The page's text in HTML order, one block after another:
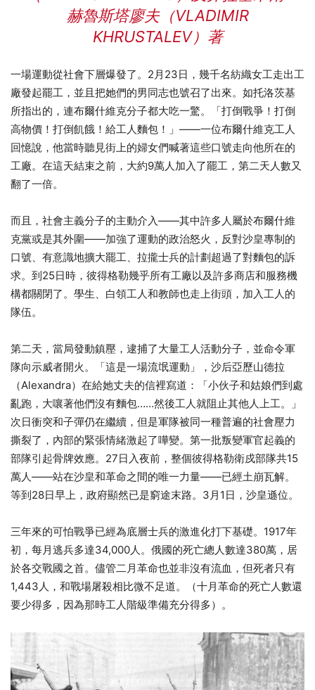
赫魯斯塔廖夫（VLADIMIR
KHRUSTALEV）著
一場運動從社會下層爆發了。2月23日，幾千名紡織女工走出工
廠發起罷工，並且把她們的男同志也號召了出來。如托洛茨基
所指出的，連布爾什維克分子都大吃一驚。「打倒戰爭！打倒
高物價！打倒飢餓！給工人麵包！」——一位布爾什維克工人
回憶說，他當時聽見街上的婦女們喊著這些口號走向他所在的
工廠。在這天結束之前，大約9萬人加入了罷工，第二天人數又
翻了一倍。
而且，社會主義分子的主動介入——其中許多人屬於布爾什維
克黨或是其外圍——加強了運動的政治怒火，反對沙皇專制的
口號、有意識地擴大罷工、拉攏士兵的計劃超過了對麵包的訴
求。到25日時，彼得格勒幾乎所有工廠以及許多商店和服務機
構都關閉了。學生、白領工人和教師也走上街頭，加入工人的
隊伍。
第二天，當局發動鎮壓，逮捕了大量工人活動分子，並命令軍
隊向示威者開火。「這是一場流氓運動」，沙后亞歷山德拉
（Alexandra）在給她丈夫的信裡寫道：「小伙子和姑娘們到處
亂跑，大嚷著他們沒有麵包……然後工人就阻止其他人上工。」
次日衝突和子彈仍在繼續，但是軍隊被同一種普遍的社會壓力
撕裂了，內部的緊張情緒激起了嘩變。第一批叛變軍官起義的
部隊引起骨牌效應。27日入夜前，整個彼得格勒衛戍部隊共15
萬人——站在沙皇和革命之間的唯一力量——已經土崩瓦解。
等到28日早上，政府顯然已是窮途末路。3月1日，沙皇遜位。
三年來的可怕戰爭已經為底層士兵的激進化打下基礎。1917年
初，每月逃兵多達34,000人。俄國的死亡總人數達380萬，居
於各交戰國之首。儘管二月革命也並非沒有流血，但死者只有
1,443人，和戰場屠殺相比微不足道。（十月革命的死亡人數還
要少得多，因為那時工人階級準備充分得多）。